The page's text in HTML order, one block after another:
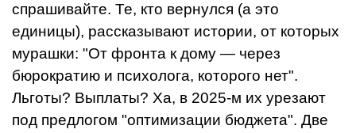
спрашивайте. Те, кто вернулся (а это
единицы), рассказывают истории, от которых
мурашки: "От фронта к дому — через
бюрократию и психолога, которого нет".
Льготы? Выплаты? Ха, в 2025-м их урезают
под предлогом "оптимизации бюджета". Две